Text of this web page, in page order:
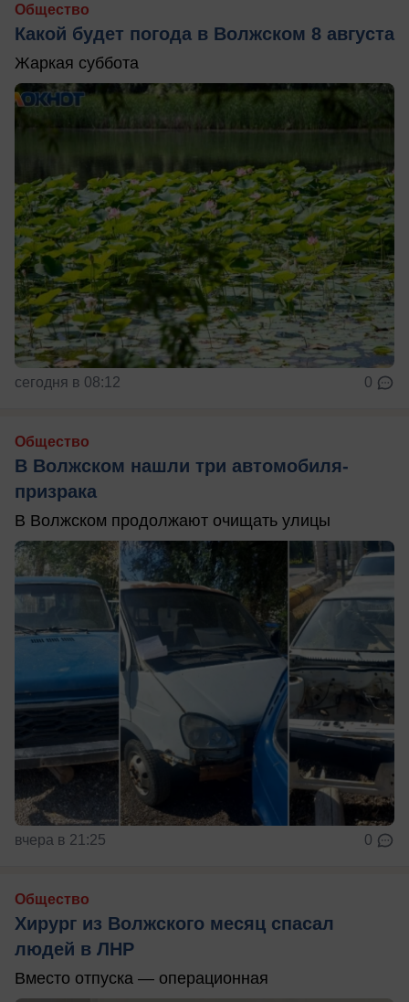
Общество
Какой будет погода в Волжском 8 августа
Жаркая суббота
сегодня в 08:12 0
Общество
В Волжском нашли три автомобиля-
призрака
В Волжском продолжают очищать улицы
вчера в 21:25 0
Общество
Хирург из Волжского месяц спасал
людей в ЛНР
Вместо отпуска — операционная